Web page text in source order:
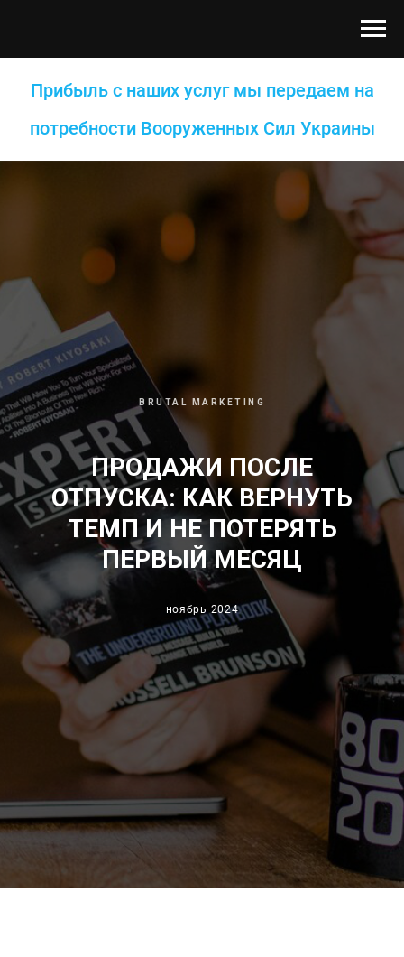
Прибыль с наших услуг мы передаем на
потребности Вооруженных Сил Украины
BRUTAL MARKETING
ПРОДАЖИ ПОСЛЕ
ОТПУСКА: КАК ВЕРНУТЬ
ТЕМП И НЕ ПОТЕРЯТЬ
ПЕРВЫЙ МЕСЯЦ
ноябрь 2024